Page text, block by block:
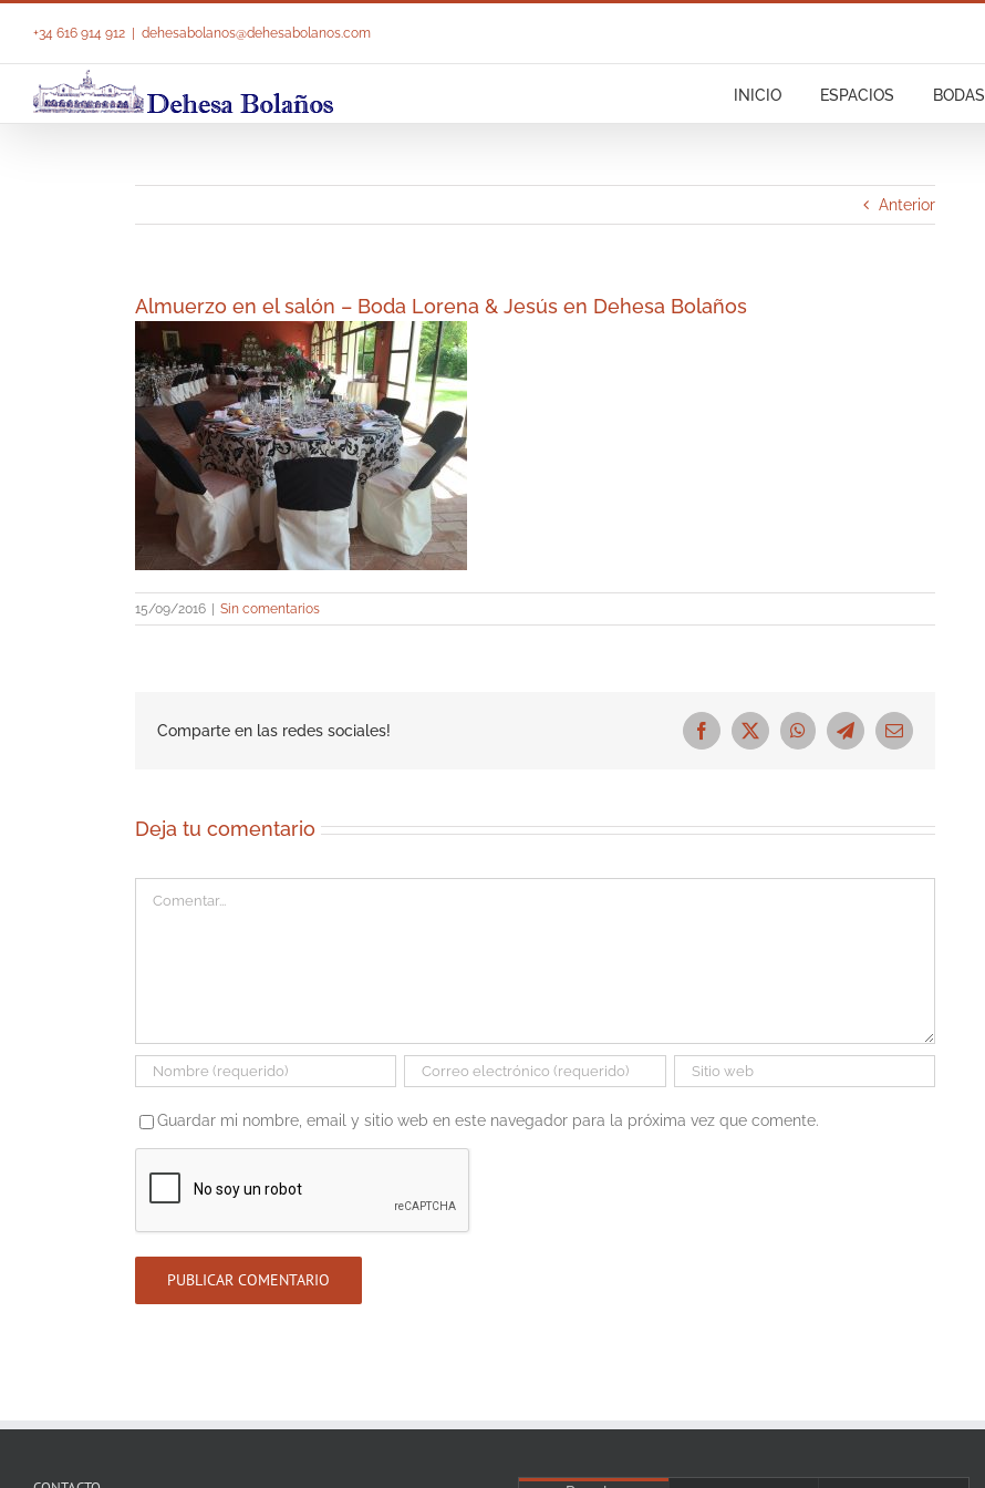
+34 616 914 912 dehesabolanos@dehesabolanos.com
INICIO ESPACIOS BODAS
Anterior
Almuerzo en el salón – Boda Lorena & Jesús en Dehesa Bolaños
15/09/2016 Sin comentarios
Comparte en las redes sociales! Facebook
X WhatsAppTelegramCorreo
electrónico
Deja tu comentario
Guardar mi nombre, email y sitio web en este navegador para la próxima vez que comente.